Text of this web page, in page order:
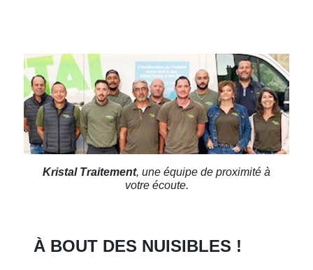
Kristal Traitement, une équipe de proximité à
votre écoute.
À BOUT DES NUISIBLES !